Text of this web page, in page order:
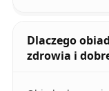
Dlaczego
zdrowia i